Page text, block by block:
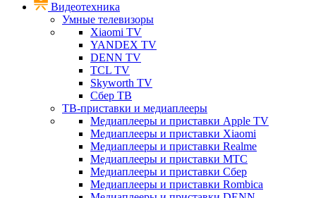
Видеотехника
Умные телевизоры
Xiaomi TV
YANDEX TV
DENN TV
TCL TV
Skyworth TV
Сбер ТВ
ТВ-приставки и медиаплееры
Медиаплееры и приставки Apple TV
Медиаплееры и приставки Xiaomi
Медиаплееры и приставки Realme
Медиаплееры и приставки МТС
Медиаплееры и приставки Сбер
Медиаплееры и приставки Rombica